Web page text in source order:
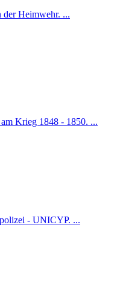
der Heimwehr. ...
Krieg 1848 - 1850. ...
- UNICYP. ...